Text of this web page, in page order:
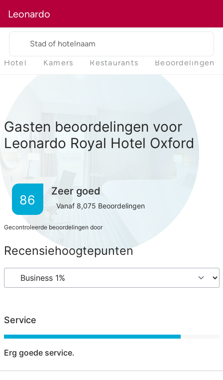
Leonardo
Stad of hotelnaam
Hotel Kamers Restaurants Beoordelingen
Gasten beoordelingen voor
Leonardo Royal Hotel Oxford
86
Zeer goed
Vanaf 8,075 Beoordelingen
Gecontroleerde beoordelingen door
Recensiehoogtepunten
Service
Erg goede service.